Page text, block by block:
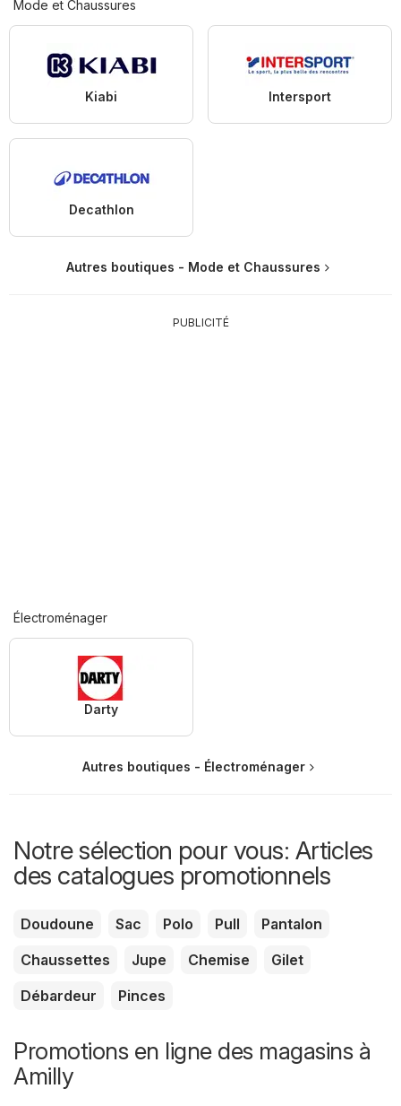
Mode et Chaussures
Kiabi Intersport
Decathlon
Autres boutiques - Mode et Chaussures
PUBLICITÉ
Électroménager
Darty
Autres boutiques - Électroménager
Notre sélection pour vous: Articles
des catalogues promotionnels
Doudoune Sac Polo Pull
Pantalon
Chaussettes
Jupe Chemise
Gilet
Débardeur
Pinces
Promotions en ligne des magasins à
Amilly